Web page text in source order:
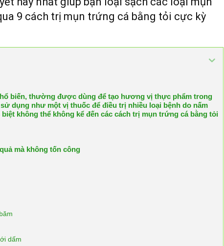
9 cách trị mụn trứng cá bằng tỏi cực kỳ
biến, thường được dùng để tạo hương vị thực phẩm trong
dụng như một vị thuốc để điều trị nhiều loại bệnh do nấm
không thể không kể đến các cách trị mụn trứng cá bằng tỏi
mà không tốn công
dấm